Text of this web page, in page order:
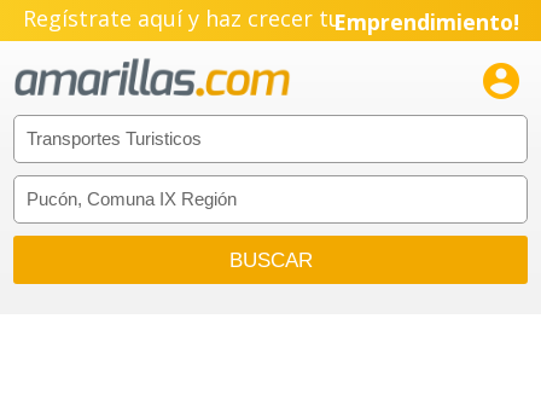
Regístrate aquí y haz crecer tuEmprendimiento!
